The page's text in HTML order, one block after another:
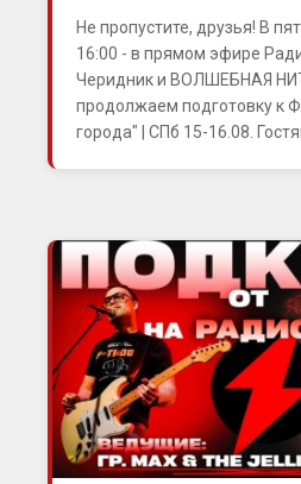
Не пропустите, друзья! В
16:00 - в прямом эфире
Черидник и ВОЛШЕБНАЯ
продолжаем подготовку к
города" | СПб 15-16.08.